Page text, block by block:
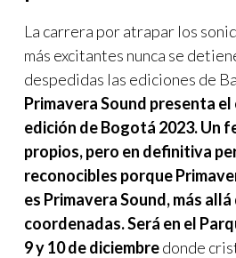
La carrera por atrapar los
más excitantes nunca se
despedidas las ediciones de
Primavera Sound presenta
edición de Bogotá 2023. Un
propios, pero en definitiva
reconocibles porque
es Primavera Sound, más allá
coordenadas. Será en el
9 y 10 de diciembredonde